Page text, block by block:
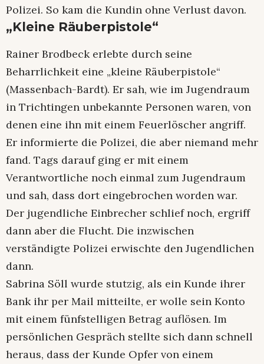
Polizei. So kam die Kundin ohne Verlust davon.
„Kleine Räuberpistole“
Rainer Brodbeck erlebte durch seine
Beharrlichkeit eine „kleine Räuberpistole“
(Massenbach-Bardt). Er sah, wie im Jugendraum
in Trichtingen unbekannte Personen waren, von
denen eine ihn mit einem Feuerlöscher angriff.
Er informierte die Polizei, die aber niemand mehr
fand. Tags darauf ging er mit einem
Verantwortliche noch einmal zum Jugendraum
und sah, dass dort eingebrochen worden war.
Der jugendliche Einbrecher schlief noch, ergriff
dann aber die Flucht. Die inzwischen
verständigte Polizei erwischte den Jugendlichen
dann.
Sabrina Söll wurde stutzig, als ein Kunde ihrer
Bank ihr per Mail mitteilte, er wolle sein Konto
mit einem fünfstelligen Betrag auflösen. Im
persönlichen Gespräch stellte sich dann schnell
heraus, dass der Kunde Opfer von einem